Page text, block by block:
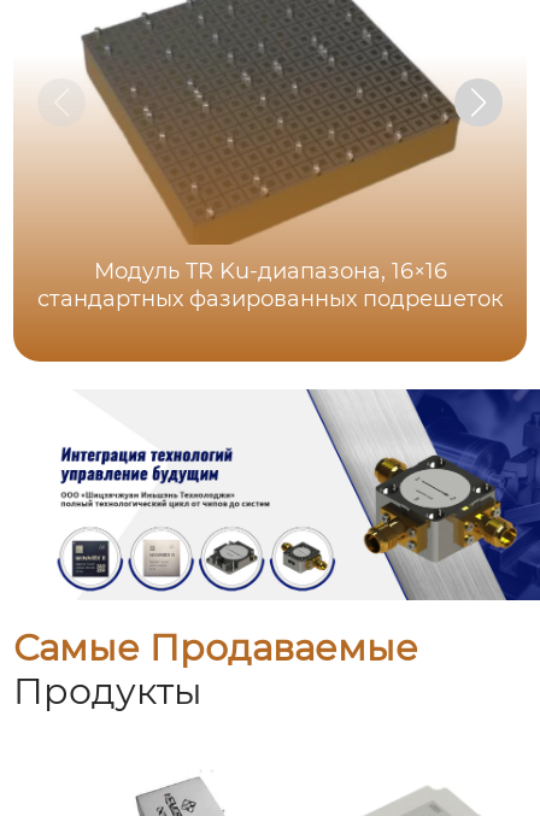
Модуль TR Ku-диапазона, 16×16
стандартных фазированных подрешеток
Самые Продаваемые
Продукты